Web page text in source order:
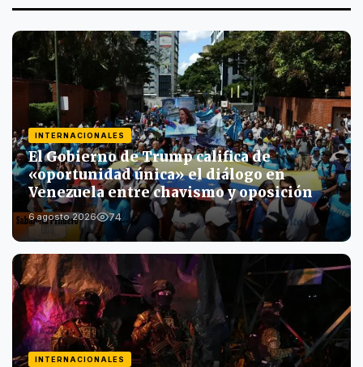
INTERNACIONALES
El Gobierno de Trump califica de
«oportunidad única» el diálogo en
Venezuela entre chavismo y oposición
6 agosto 2026 74
INTERNACIONALES